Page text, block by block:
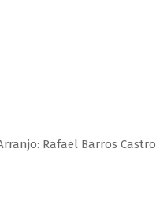
Rafael Barros Castro